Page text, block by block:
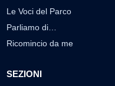
Le Voci del Parco
Parliamo di…
Ricomincio da me
SEZIONI